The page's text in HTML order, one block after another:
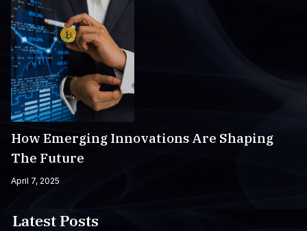
How Emerging Innovations Are Shaping
The Future
April 7, 2025
Latest Posts